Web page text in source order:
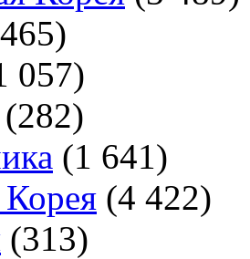
057)
(282)
(1 641)
(4 422)
(313)